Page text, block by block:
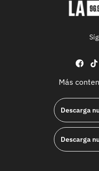
Más
Descarga
Descarga